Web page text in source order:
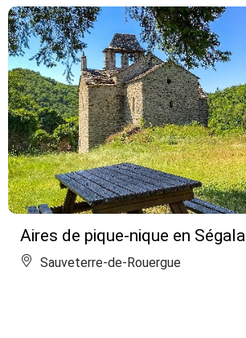
Aires de pique-nique en Ségala
Sauveterre-de-Rouergue